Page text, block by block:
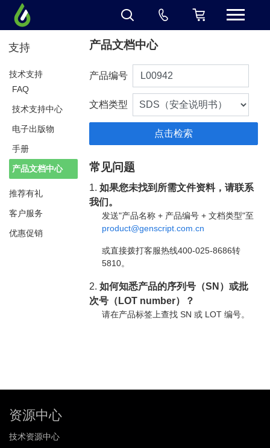
支持
技术支持
FAQ
技术支持中心
电子出版物
手册
产品文档中心
推荐有礼
客户服务
优惠促销
产品文档中心
产品编号
文档类型
常见问题
1.如果您未找到所需文件资料，请联系
我们。
发送"产品名称 + 产品编号 + 文档类型"至
product@genscript.com.cn
或直接拨打客服热线400-025-8686转
5810。
2.如何知悉产品的序列号（SN）或批
次号（LOT number）？
请在产品标签上查找 SN 或 LOT 编号。
资源中心
技术资源中心